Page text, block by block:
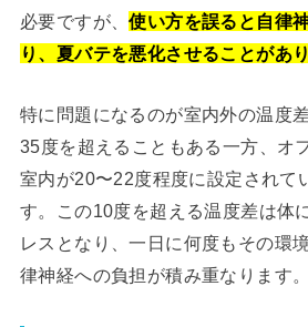
必要ですが、使い方を誤ると自律
り、夏バテを悪化させることがあり
特に問題になるのが室内外の温度
35度を超えることもある一方、オ
室内が20〜22度程度に設定されて
す。この10度を超える温度差は体
レスとなり、一日に何度もその環
律神経への負担が積み重なります。